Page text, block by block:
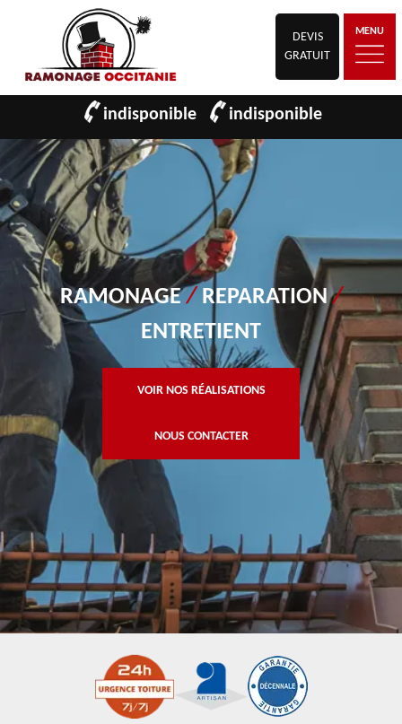
DEVIS
GRATUIT
MENU
indisponible indisponible
RAMONAGE/ REPARATION/
ENTRETIENT
VOIR NOS RÉALISATIONS
NOUS CONTACTER